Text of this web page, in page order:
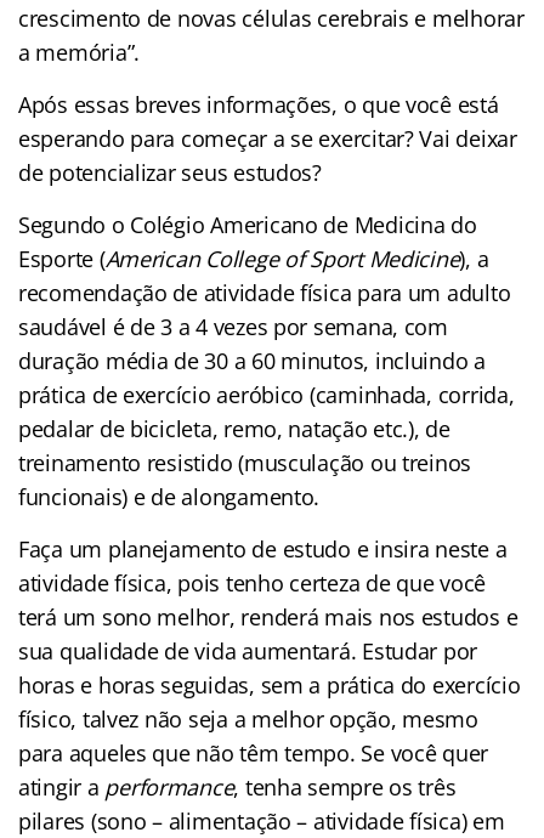
crescimento de novas células cerebrais e melhorar
a memória”.
Após essas breves informações, o que você está
esperando para começar a se exercitar? Vai deixar
de potencializar seus estudos?
Segundo o Colégio Americano de Medicina do
Esporte (American College of Sport Medicine), a
recomendação de atividade física para um adulto
saudável é de 3 a 4 vezes por semana, com
duração média de 30 a 60 minutos, incluindo a
prática de exercício aeróbico (caminhada, corrida,
pedalar de bicicleta, remo, natação etc.), de
treinamento resistido (musculação ou treinos
funcionais) e de alongamento.
Faça um planejamento de estudo e insira neste a
atividade física, pois tenho certeza de que você
terá um sono melhor, renderá mais nos estudos e
sua qualidade de vida aumentará. Estudar por
horas e horas seguidas, sem a prática do exercício
físico, talvez não seja a melhor opção, mesmo
para aqueles que não têm tempo. Se você quer
atingir a performance, tenha sempre os três
pilares (sono – alimentação – atividade física) em